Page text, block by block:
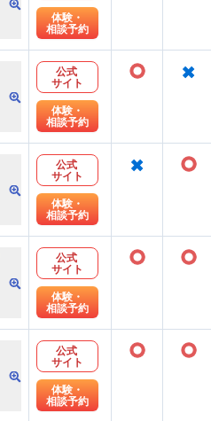
体験・
相談予約
公式
サイト
体験・
相談予約
○ ×
公式
サイト
体験・
相談予約
× ○
公式
サイト
体験・
相談予約
○ ○
公式
サイト
体験・
相談予約
○ ○